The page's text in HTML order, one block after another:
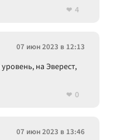
4
07 июн 2023 в 12:13
на Эверест,
0
07 июн 2023 в 13:46